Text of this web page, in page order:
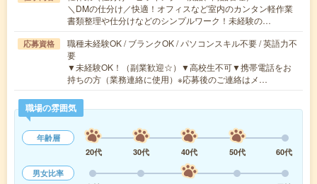
＼DMの仕分け／快適！オフィスなど室内のカンタン軽作業
書類整理や仕分けなどのシンプルワーク！未経験の…
応募資格
職種未経験OK / ブランクOK / パソコンスキル不要 / 英語力不
要
▼未経験OK！（副業歓迎☆）▼高校生不可▼携帯電話をお
持ちの方（業務連絡に使用）※応募後のご連絡はメ…
職場の雰囲気
年齢層
20代
30代 40代 50代
60代
男女比率